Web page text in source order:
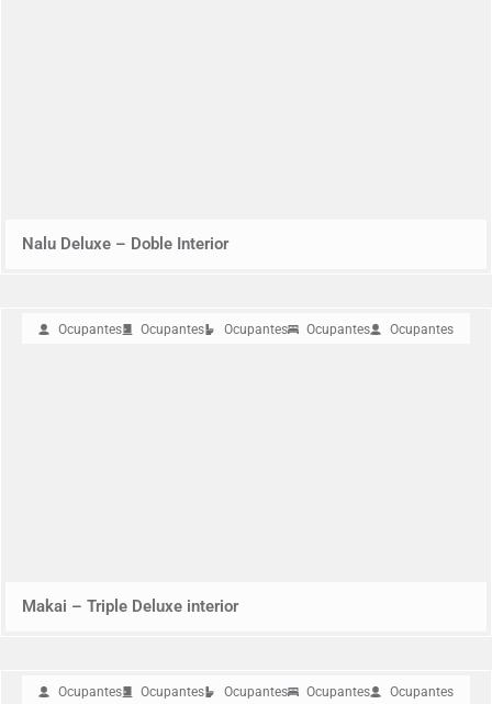
Nalu Deluxe – Doble Interior
Ocupantes Ocupantes Ocupantes Ocupantes Ocupantes
Makai – Triple Deluxe interior
Ocupantes Ocupantes Ocupantes Ocupantes Ocupantes